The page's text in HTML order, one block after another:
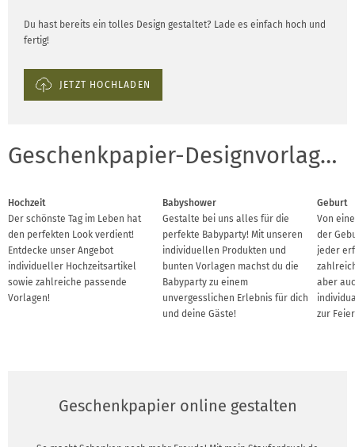
Du hast bereits ein tolles Design gestaltet? Lade es einfach hoch und
fertig!
JETZT HOCHLADEN
Geschenkpapier-Designvorlagen für Anlässe
Hochzeit
Der schönste Tag im Leben hat
den perfekten Look verdient!
Entdecke unser Angebot
individueller Hochzeitsartikel
sowie zahlreiche passende
Vorlagen!
Babyshower
Gestalte bei uns alles für die
perfekte Babyparty! Mit unseren
individuellen Produkten und
bunten Vorlagen machst du die
Babyparty zu einem
unvergesslichen Erlebnis für dich
und deine Gäste!
Geburt
Von
der
jeder
aber
zur
Geschenkpapier online gestalten